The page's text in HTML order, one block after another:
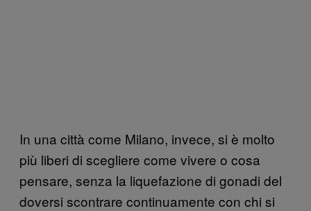
In una città come Milano, invece, si è molto
più liberi di scegliere come vivere o cosa
pensare, senza la liquefazione di gonadi del
doversi scontrare continuamente con chi si